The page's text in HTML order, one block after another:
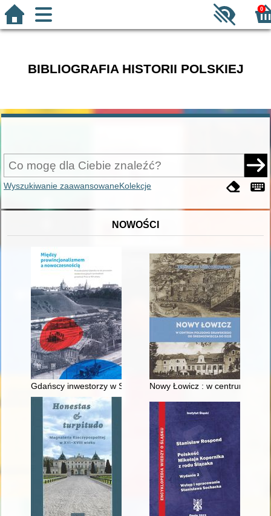
0
BIBLIOGRAFIA HISTORII POLSKIEJ
Wyszukiwanie zaawansowaneKolekcje
NOWOŚCI
Gdańscy inwestorzy w Sopocie : prestiż finansowy i
Nowy Łowicz : w centrum